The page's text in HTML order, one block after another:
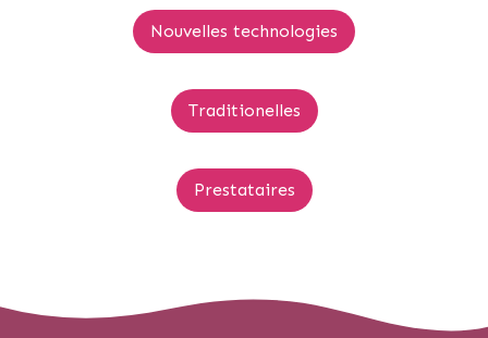
Nouvelles technologies
Traditionelles
Prestataires